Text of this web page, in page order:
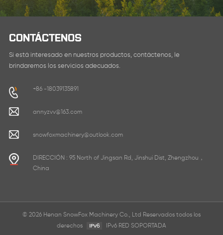
CONTÁCTENOS
Si está interesado en nuestros productos, contáctenos, le
brindaremos los servicios adecuados.
+86 -18039135891
annyzvv@163.com
snowfoxmachinery@outlook.com
DIRECCIÓN : 95 North of Jingsan Rd, Jinshui Dist, Zhengzhou，
China
© 2026 Henan SnowFox Machinery Co., Ltd Reservados todos los
derechos
IPv6 RED SOPORTADA